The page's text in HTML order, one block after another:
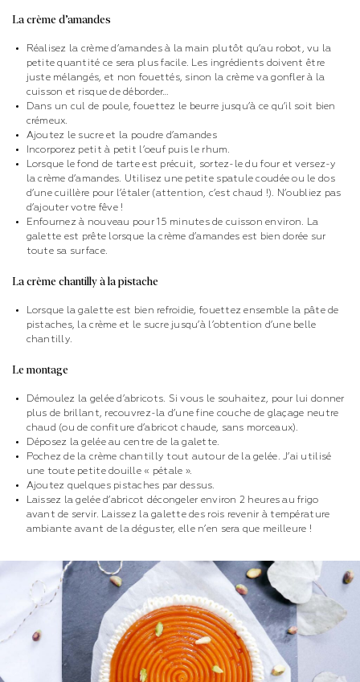
La crème d’amandes
Réalisez la crème d’amandes à la main plutôt qu’au robot, vu la
petite quantité ce sera plus facile. Les ingrédients doivent être
juste mélangés, et non fouettés, sinon la crème va gonfler à la
cuisson et risque de déborder…
Dans un cul de poule, fouettez le beurre jusqu’à ce qu’il soit bien
crémeux.
Ajoutez le sucre et la poudre d’amandes
Incorporez petit à petit l’oeuf puis le rhum.
Lorsque le fond de tarte est précuit, sortez-le du four et versez-y
la crème d’amandes. Utilisez une petite spatule coudée ou le dos
d’une cuillère pour l’étaler (attention, c’est chaud !). N’oubliez pas
d’ajouter votre fêve !
Enfournez à nouveau pour 15 minutes de cuisson environ. La
galette est prête lorsque la crème d’amandes est bien dorée sur
toute sa surface.
La crème chantilly à la pistache
Lorsque la galette est bien refroidie, fouettez ensemble la pâte de
pistaches, la crème et le sucre jusqu’à l’obtention d’une belle
chantilly.
Le montage
Démoulez la gelée d’abricots. Si vous le souhaitez, pour lui donner
plus de brillant, recouvrez-la d’une fine couche de glaçage neutre
chaud (ou de confiture d’abricot chaude, sans morceaux).
Déposez la gelée au centre de la galette.
Pochez de la crème chantilly tout autour de la gelée. J’ai utilisé
une toute petite douille « pétale ».
Ajoutez quelques pistaches par dessus.
Laissez la gelée d’abricot décongeler environ 2 heures au frigo
avant de servir. Laissez la galette des rois revenir à température
ambiante avant de la déguster, elle n’en sera que meilleure !